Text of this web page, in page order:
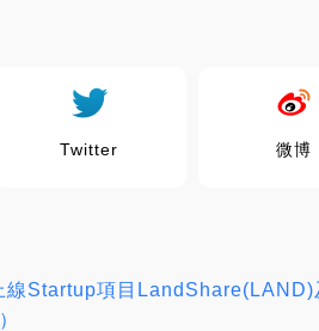
Twitter 微博
Startup項目